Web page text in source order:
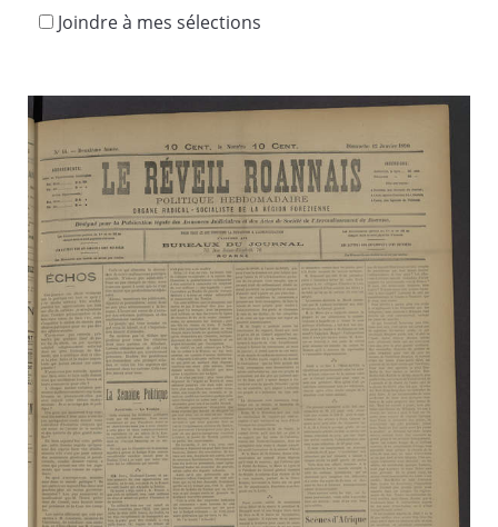
Joindre à mes sélections